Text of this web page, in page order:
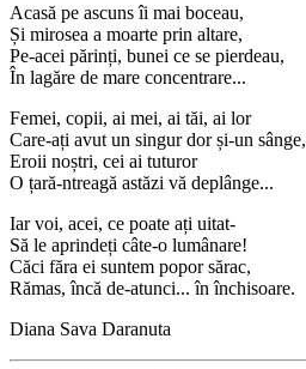
Acasă pe ascuns îi mai boceau,
Și mirosea a moarte prin altare,
Pe-acei părinți, bunei ce se pierdeau,
În lagăre de mare concentrare...
Femei, copii, ai mei, ai tăi, ai lor
Care-ați avut un singur dor și-un sânge,
Eroii noștri, cei ai tuturor
O țară-ntreagă astăzi vă deplânge...
Iar voi, acei, ce poate ați uitat-
Să le aprindeți câte-o lumânare!
Căci făra ei suntem popor sărac,
Rămas, încă de-atunci... în închisoare.
Diana Sava Daranuta